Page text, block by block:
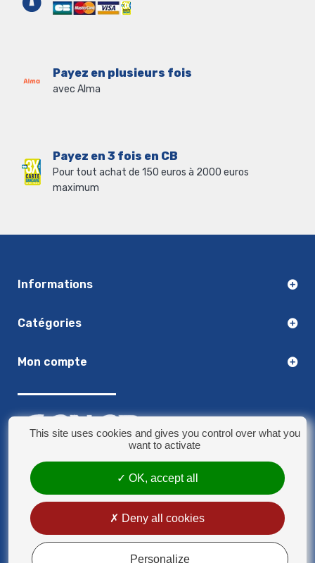
Payez en plusieurs fois
avec Alma
Payez en 3 fois en CB
Pour tout achat de 150 euros à 2000 euros
maximum
Informations
Catégories
Mon compte
8 rue Jules Verne - 59790 Ronchin
contact@sonorplus.com
Mentions légales
Conditions générales de vente
This site uses cookies and gives you control over what you
want to activate
OK, accept all
Deny all cookies
Personalize